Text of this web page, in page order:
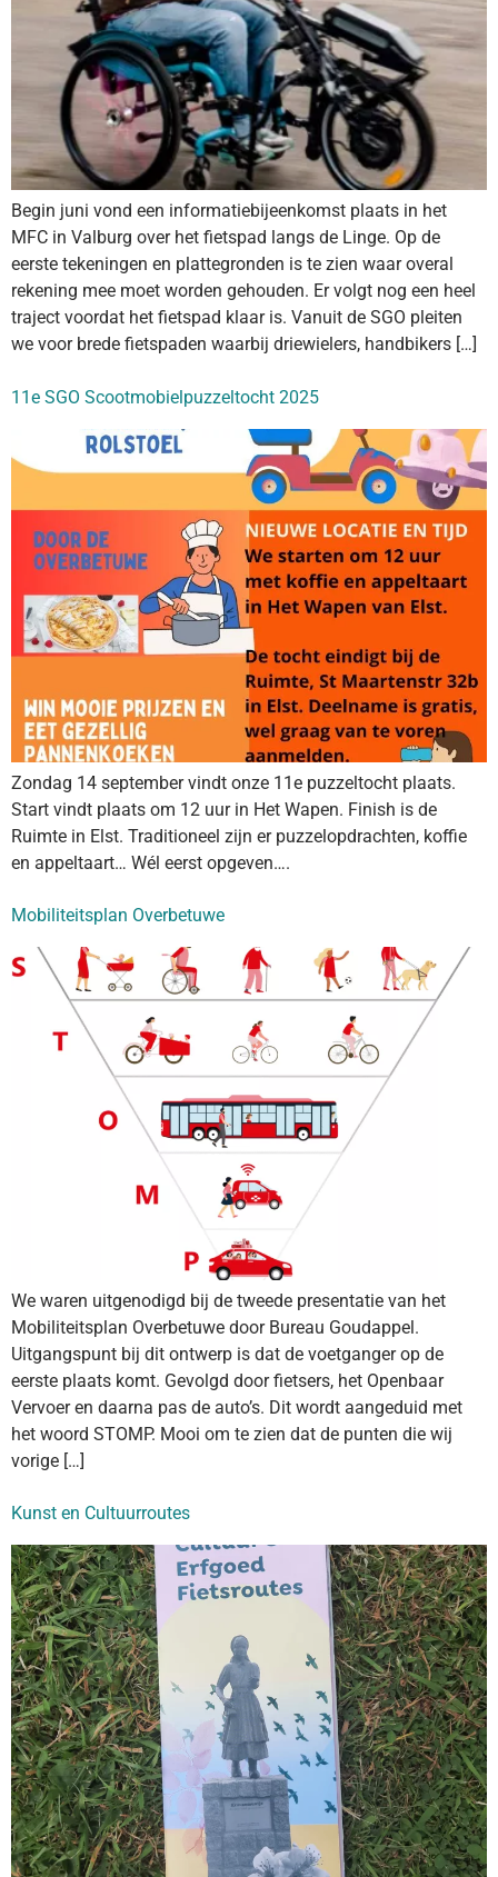
Begin juni vond een informatiebijeenkomst plaats in het
MFC in Valburg over het fietspad langs de Linge. Op de
eerste tekeningen en plattegronden is te zien waar overal
rekening mee moet worden gehouden. Er volgt nog een heel
traject voordat het fietspad klaar is. Vanuit de SGO pleiten
we voor brede fietspaden waarbij driewielers, handbikers […]
11e SGO Scootmobielpuzzeltocht 2025
Zondag 14 september vindt onze 11e puzzeltocht plaats.
Start vindt plaats om 12 uur in Het Wapen. Finish is de
Ruimte in Elst. Traditioneel zijn er puzzelopdrachten, koffie
en appeltaart… Wél eerst opgeven….
Mobiliteitsplan Overbetuwe
We waren uitgenodigd bij de tweede presentatie van het
Mobiliteitsplan Overbetuwe door Bureau Goudappel.
Uitgangspunt bij dit ontwerp is dat de voetganger op de
eerste plaats komt. Gevolgd door fietsers, het Openbaar
Vervoer en daarna pas de auto’s. Dit wordt aangeduid met
het woord STOMP. Mooi om te zien dat de punten die wij
vorige […]
Kunst en Cultuurroutes